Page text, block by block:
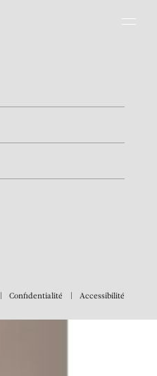
Confidentialité Accessibilité